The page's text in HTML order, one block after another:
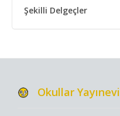
Şekilli Delgeçler
Okullar Yayınevi